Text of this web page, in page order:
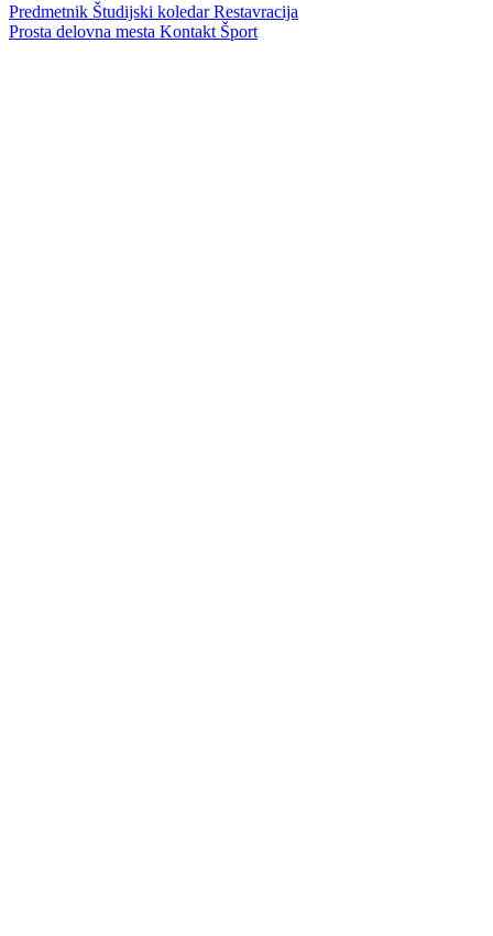
Predmetnik Študijski koledarRestavracija
Prosta delovna mesta Kontakt Šport